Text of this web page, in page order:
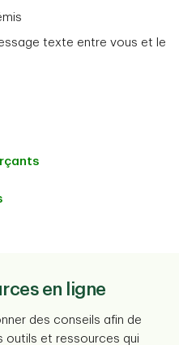
texte entre vous et le
en ligne
des conseils afin de
outils et ressources qui